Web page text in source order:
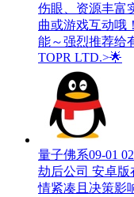
伤眼、资源丰富
曲或游戏互动哦
能～强烈推荐给
TOPR LTD.>🌟
量子佛系09-01
劫后公司 安卓版
情紧凑且决策影